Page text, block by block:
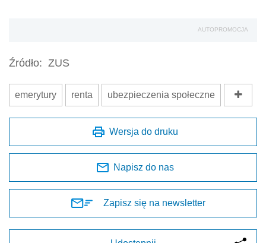
AUTOPROMOCJA
Źródło: ZUS
emerytury renta ubezpieczenia społeczne
Wersja do druku
Napisz do nas
Zapisz się na newsletter